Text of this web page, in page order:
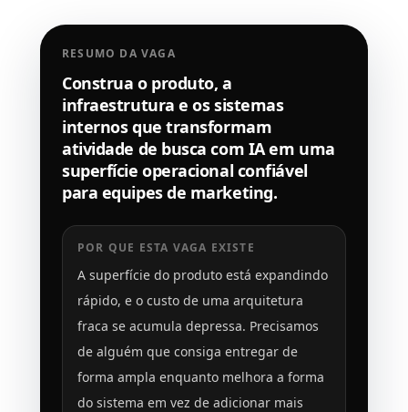
RESUMO DA VAGA
Construa o produto, a
infraestrutura e os sistemas
internos que transformam
atividade de busca com IA em uma
superfície operacional confiável
para equipes de marketing.
POR QUE ESTA VAGA EXISTE
A superfície do produto está expandindo
rápido, e o custo de uma arquitetura
fraca se acumula depressa. Precisamos
de alguém que consiga entregar de
forma ampla enquanto melhora a forma
do sistema em vez de adicionar mais